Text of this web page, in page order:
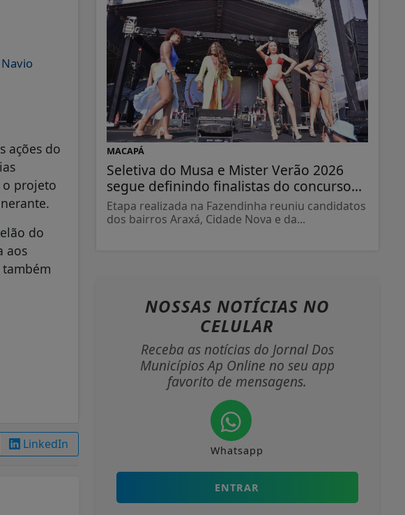
ações do
o projeto
do
aos
LinkedIn
MACAPÁ
Seletiva do Musa e Mister Verão 2026
segue definindo finalistas do concurso...
Etapa realizada na Fazendinha reuniu candidatos
dos bairros Araxá, Cidade Nova e da...
NOSSAS NOTÍCIAS NO
CELULAR
Receba as notícias do Jornal Dos
Municípios Ap Online no seu app
favorito de mensagens.
Whatsapp
ENTRAR